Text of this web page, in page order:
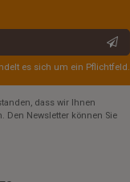
es sich um ein Pflichtfeld.
dass wir Ihnen
Den Newsletter können Sie